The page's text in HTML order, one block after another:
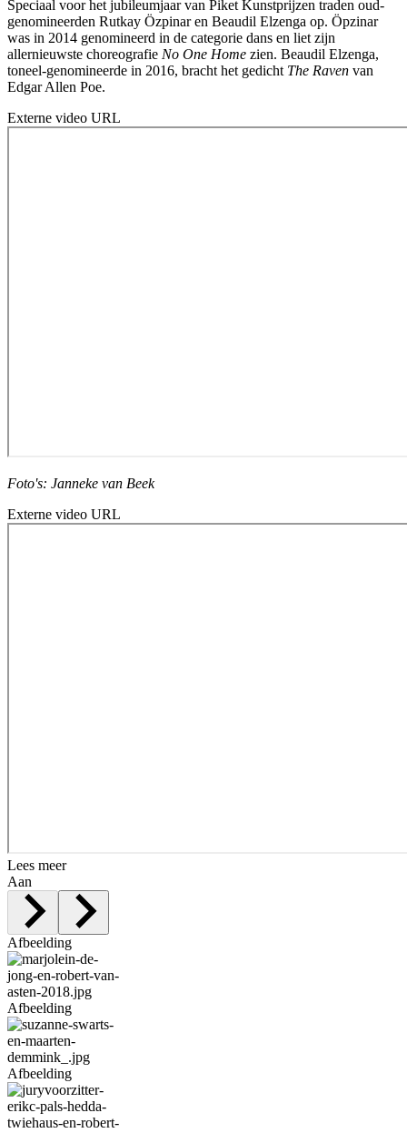
Speciaal voor het jubileumjaar van Piket Kunstprijzen traden oud-
genomineerden Rutkay Özpinar en Beaudil Elzenga op. Öpzinar
was in 2014 genomineerd in de categorie dans en liet zijn
allernieuwste choreografie No One Home zien. Beaudil Elzenga,
toneel-genomineerde in 2016, bracht het gedicht The Raven van
Edgar Allen Poe.
Externe video URL
Foto's: Janneke van Beek
Externe video URL
Lees meer
Aan
Afbeelding
Afbeelding
Afbeelding